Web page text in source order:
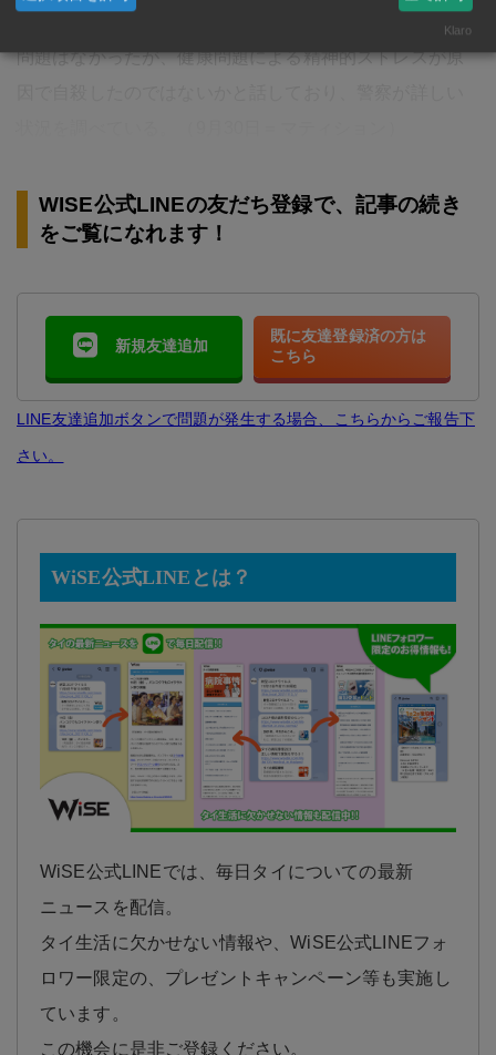
が落ちていたという。家族の話しによると、人間関係に
問題はなかったが、健康問題による精神的ストレスが原
WISE公式LINEの友だち登録で、記事の続き
をご覧になれます！
新規友達追加
既に友達登録済の方は
こちら
LINE友達追加ボタンで問題が発生する場合、こちらからご報告下
さい。
WiSE公式LINEとは？
WiSE公式LINEでは、毎日タイについての最新
ニュースを配信。
タイ生活に欠かせない情報や、WiSE公式LINEフォ
ロワー限定の、プレゼントキャンペーン等も実施し
ています。
この機会に是非ご登録ください。
Klaro